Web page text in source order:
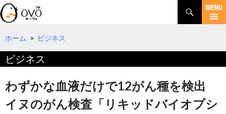
検
索
コ
テ
へ
動
ホーム > ビジネス
ビジネス
わずかな血液だけで12がん種を検出
イヌのがん検査「リキッドバイオプシ